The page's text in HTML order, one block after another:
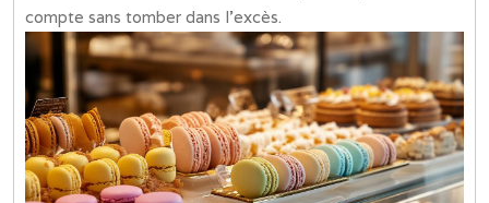
compte sans tomber dans l’excès.